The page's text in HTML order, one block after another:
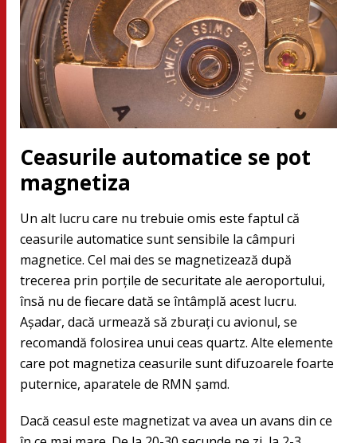
Ceasurile automatice se pot
magnetiza
Un alt lucru care nu trebuie omis este faptul că
ceasurile automatice sunt sensibile la câmpuri
magnetice. Cel mai des se magnetizează după
trecerea prin porțile de securitate ale aeroportului,
însă nu de fiecare dată se întâmplă acest lucru.
Așadar, dacă urmează să zburați cu avionul, se
recomandă folosirea unui ceas quartz. Alte elemente
care pot magnetiza ceasurile sunt difuzoarele foarte
puternice, aparatele de RMN șamd.
Dacă ceasul este magnetizat va avea un avans din ce